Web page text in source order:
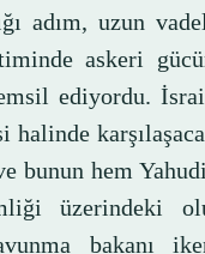
adım, uzun
askeri
ediyordu.
halinde
bunun hem
üzerindeki
bakanı